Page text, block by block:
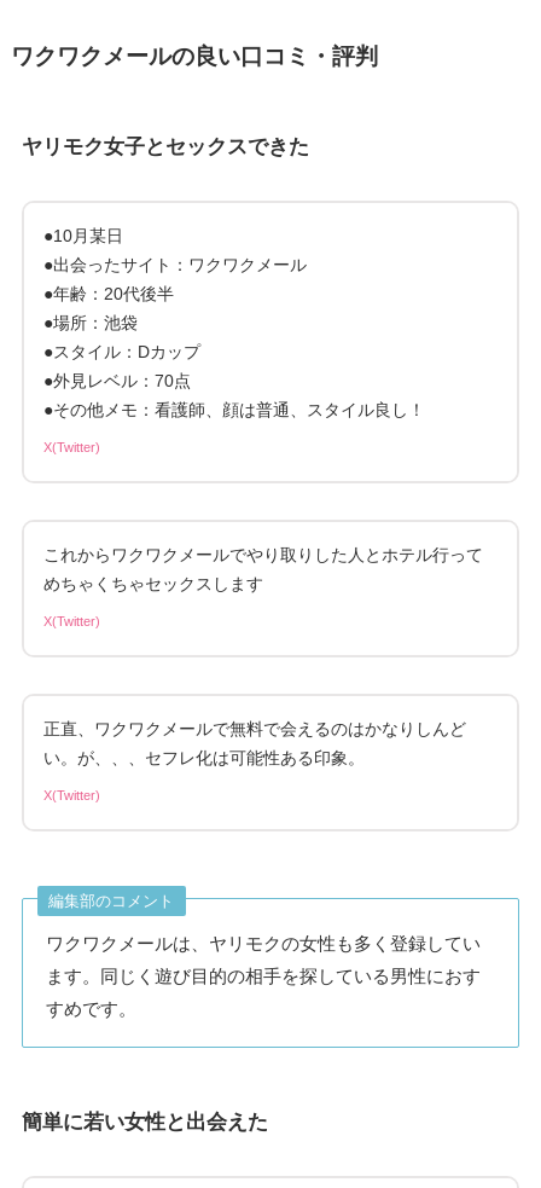
ワクワクメールの良い口コミ・評判
ヤリモク女子とセックスできた
●10月某日
●出会ったサイト：ワクワクメール
●年齢：20代後半
●場所：池袋
●スタイル：Dカップ
●外見レベル：70点
●その他メモ：看護師、顔は普通、スタイル良し！
X(Twitter)
これからワクワクメールでやり取りした人とホテル行って
めちゃくちゃセックスします
X(Twitter)
正直、ワクワクメールで無料で会えるのはかなりしんど
い。が、、、セフレ化は可能性ある印象。
X(Twitter)
編集部のコメント
ワクワクメールは、ヤリモクの女性も多く登録してい
ます。同じく遊び目的の相手を探している男性におす
すめです。
簡単に若い女性と出会えた